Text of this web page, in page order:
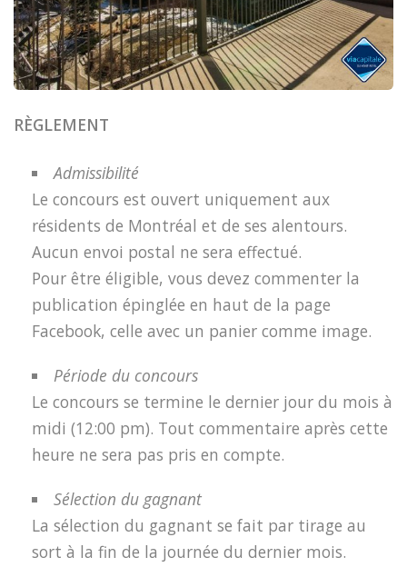
RÈGLEMENT
Admissibilité
Le concours est ouvert uniquement aux
résidents de Montréal et de ses alentours.
Aucun envoi postal ne sera effectué.
Pour être éligible, vous devez commenter la
publication épinglée en haut de la page
Facebook, celle avec un panier comme image.
Période du concours
Le concours se termine le dernier jour du mois à
midi (12:00 pm). Tout commentaire après cette
heure ne sera pas pris en compte.
Sélection du gagnant
La sélection du gagnant se fait par tirage au
sort à la fin de la journée du dernier mois.